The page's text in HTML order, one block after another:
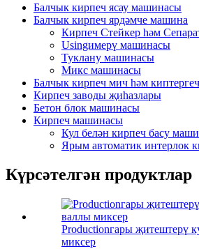
Балчык кирпеч ясау машинасы
Балчык кирпеч ярдәмче машина
Кирпеч Стейкер һәм
Usingимерү машинасы
Туклану машинасы
Микс машинасы
Балчык кирпеч мич һәм киптергеч
Кирпеч заводы җиһазлары
Бетон блок машинасы
Кирпеч машинасы
Кул белән кирпеч басу
Ярым автоматик интерлок
Күрсәтелгән продуктлар
Productionгары җитештерү
миксер